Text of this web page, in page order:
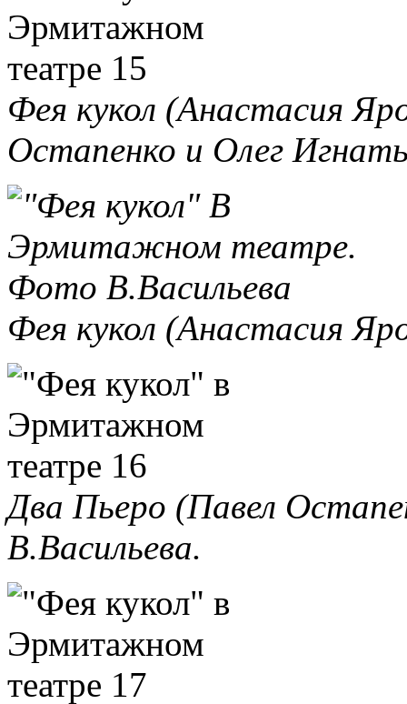
Фея кукол (Анастасия
Остапенко и Олег
Фея кукол (Анастасия
Два Пьеро (Павел
В.Васильева.